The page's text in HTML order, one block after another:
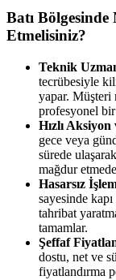
Batı Bölgesinde
Etmelisiniz?
Teknik
tecrübesiyle
yapar. Müşteri
profesyonel bir
Hızlı
gece veya
sürede
mağdur
Hasarsız
sayesinde
tahribat
tamamlar.
Şeffaf
dostu, net ve
fiyatlandırma